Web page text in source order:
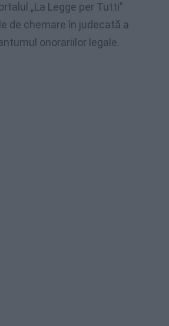
„La Legge per Tutti”
de chemare în judecată a
onorariilor legale.